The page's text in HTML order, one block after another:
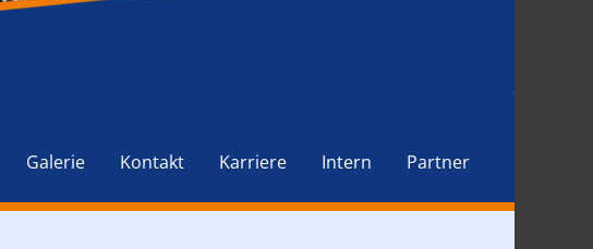
Galerie Kontakt Karriere Intern Partner